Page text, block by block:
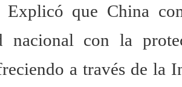
Explicó que China
nacional con la
a través de la